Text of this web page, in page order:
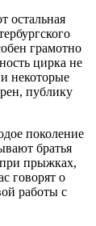
остальная
грамотно
цирка не
некоторые
публику
поколение
братья
прыжках,
говорят о
работы с